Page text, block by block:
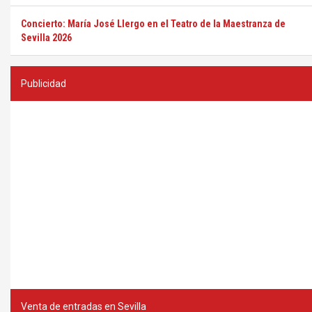
Concierto: María José Llergo en el Teatro de la Maestranza de
Sevilla 2026
Publicidad
Venta de entradas en Sevilla